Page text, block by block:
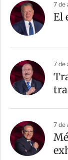
7 de
El
7 de
7 de